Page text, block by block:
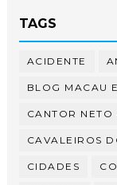
TAGS
ACIDENTE
BLOG MACAU
CANTOR NETO
CAVALEIROS
CIDADES